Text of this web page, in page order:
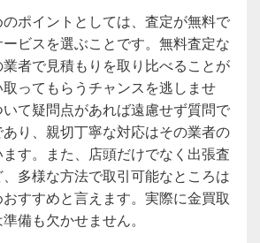
ポイントとしては、査定が無料で
ビスを選ぶことです。無料査定な
者で見積もりを取り比べることが
ってもらうチャンスを逃しませ
て疑問点があれば遠慮せず質問で
り、親切丁寧な対応はその業者の
す。また、店頭だけでなく出張査
多様な方法で取引可能なところは
すすめと言えます。実際に金買取
備も欠かせません。